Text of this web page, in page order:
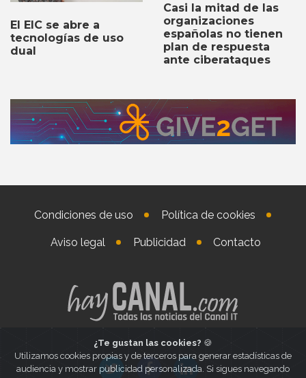
El EIC se abre a
tecnologías de uso
dual
Casi la mitad de las
organizaciones
españolas no tienen
plan de respuesta
ante ciberataques
Condiciones de uso Política de cookies
Aviso legal Publicidad Contacto
¿Te gustan las cookies? 🍪
Utilizamos cookies propias y de terceros para generar estadísticas de
audiencia y mostrar publicidad personalizada. Si sigues navegando